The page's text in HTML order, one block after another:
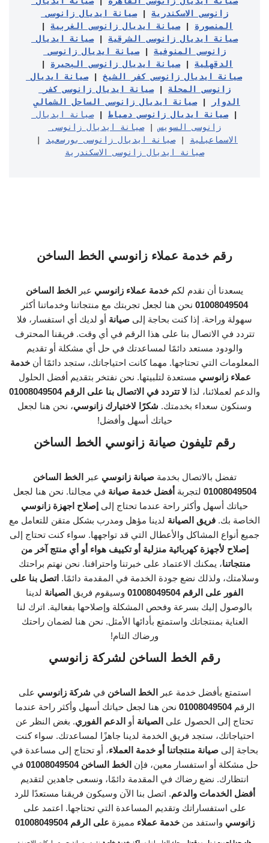
زانوسى الاسكندرية |
صيانة ايديال زانوسى
المنصورة | صيانة ايديال زانوسى الغربية
صيانة ايديال زانوسى الشرقية |
زانوسى المنوفية |
صيانة ايديال زانوسى
الدقهلية | صيانة ايديال زانوسى البحيرة
صيانة ايديال زانوسى كفر الشيخ |
زانوسى المحلة |
الدوار
| صيانة ايديال زانوسى الساحل الشمالي
| صيانة ايديال زانوسى دمياط |
زانوسى السويس |
صيانة ايديال زانوسى
الاسماعيلية | صيانة ايديال زانوسى بورسعيد
صيانة ايديال زانوسى الاسكندرية
رقم خدمة عملاء زانوسي الخط الساخن
يسعدنا أن نقدم لكم خدمة عملاء زانوسي عبر
الخط الساخن
01008049504 نحن هنا لجعل تجربتك مع منتجاتنا وخدماتنا أكثر
سهولة وراحة. إذا كنت بحاجة إلى صيانة أو لديك أي استفسار، فلا
تتردد في الاتصال بنا على هذا الرقم في أي وقت. فريقنا المحترف
والودود مستعد دائمًا لمساعدتك في حل أي مشكلة أو تقديم
المعلومات التي تحتاجها. مهما كانت احتياجاتك، ستجد دائمًا أن خدمة
عملاء زانوسي مستعدة لتلبيتها. نحن نفتخر بتقديم أفضل الحلول
والدعم لعملائنا، لذا لا تتردد في الاتصال بنا على الرقم 01008049504
وسنكون سعداء بخدمتك. شكرًا لاختيارك زانوسي، نحن هنا لجعل
حياتك أسهل وأفضل!
رقم تليفون صيانة زانوسي الخط الساخن
تفضل بالاتصال بخدمةصيانة زانوسي عبر
الخط الساخن
01008049504 لتجربة أفضل خدمة صيانة في مجالنا. نحن هنا لجعل
حياتك أسهل وأكثر راحة عندما تحتاج إلى إصلاح اجهزة زانوسي
الخاصة بك. فريق الصيانة لدينا مؤهل ومدرب بشكل متقن للتعامل مع
جميع أنواع المشاكل والأعطال التي قد تواجهها. سواء كنت تحتاج إلى
إصلاح لأجهزة كهربائية منزلية أو تكييف هواء أو أي منتج آخر من
منتجاتنا، يمكنك الاعتماد على خبرتنا واحترافنا. نحن نهتم براحتك
وسلامتك، ولذلك نضع جودة الخدمة في المقدمة دائمًا. اتصل بنا على
الفور على الرقم 01008049504
وسيقوم فريق الصيانة لدينا
بالوصول إليك بسرعة وفحص المشكلة وإصلاحها بفعالية. اترك لنا
العناية بمنتجاتك واستمتع بأدائها الأمثل. نحن هنا لضمان راحتك
ورضاك التام!
رقم الخط الساخن لشركة زانوسي
استمتع بأفضل خدمة عبر الخط الساخن في شركة زانوسي على
الرقم01008049504 نحن هنا لجعل حياتك أسهل وأكثر راحة عندما
تحتاج إلى الحصول على الصيانة أو الدعم الفوري. بغض النظر عن
احتياجاتك، ستجد فريق الخدمة لدينا جاهزًا لمساعدتك. سواء كنت
بحاجة إلى صيانة منتجاتنا أو خدمة العملاء، أو تحتاج إلى مساعدة في
حل مشكلة أو استفسار معين، فإن الخط الساخن 01008049504
في
انتظارك. نضع رضاك في المقدمة دائمًا، ونسعى جاهدين لتقديم
أفضل الخدمات والدعم. اتصل بنا الآن وسيكون فريقنا مستعدًا للرد
على استفساراتك وتقديم المساعدة التي تحتاجها. اعتمد على
زانوسي واستفد منخدمة عملاء مميزة على الرقم 01008049504